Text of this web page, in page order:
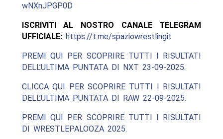
wNXnJPGP0D
ISCRIVITI AL NOSTRO CANALE TELEGRAM
UFFICIALE: https://t.me/spaziowrestlingit
PREMI QUI PER SCOPRIRE TUTTI I RISULTATI
DELL’ULTIMA PUNTATA DI NXT 23-09-2025.
CLICCA QUI PER SCOPRIRE TUTTI I RISULTATI
DELL’ULTIMA PUNTATA DI RAW 22-09-2025.
PREMI QUI PER SCOPRIRE TUTTI I RISULTATI
DI WRESTLEPALOOZA 2025.